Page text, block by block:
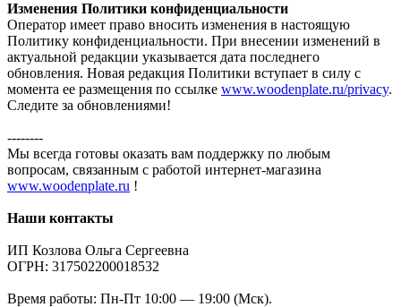
Изменения Политики конфиденциальности
Оператор имеет право вносить изменения в настоящую
Политику конфиденциальности. При внесении изменений в
актуальной редакции указывается дата последнего
обновления. Новая редакция Политики вступает в силу с
момента ее размещения по ссылке www.woodenplate.ru/privacy.
Следите за обновлениями!
--------
Мы всегда готовы оказать вам поддержку по любым
вопросам, связанным с работой интернет-магазина
www.woodenplate.ru !
Наши контакты
ИП Козлова Ольга Сергеевна
ОГРН: 317502200018532
Время работы: Пн-Пт 10:00 — 19:00 (Мск).